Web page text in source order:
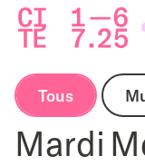
Tous
Mardi